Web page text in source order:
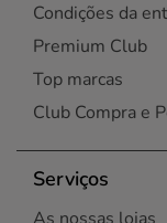
Condições da
Premium Club
Top marcas
Club Compra e
Serviços